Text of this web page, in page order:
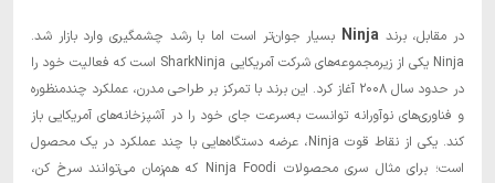
در مقابل، برندNinja بسیار جوان‌تر است اما با رشد چشمگیری وارد بازار شد.
Ninja یکی از زیرمجموعه‌های شرکت آمریکایی SharkNinja است که فعالیت خود را
در حدود سال ۲۰۰۸ آغاز کرد. این برند با تمرکز بر طراحی مدرن، عملکرد چندمنظوره
و فناوری‌های نوآورانه توانست به‌سرعت جای خود را در آشپزخانه‌های آمریکایی باز
کند. یکی از نقاط قوت Ninja، عرضه دستگاه‌هایی با چند عملکرد در یک محصول
است؛ برای مثال سری محصولات Ninja Foodi که هم‌زمان می‌توانند سرخ کن،